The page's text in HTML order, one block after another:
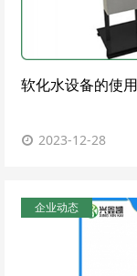
软化水设备的使
2023-12-28
企业动态